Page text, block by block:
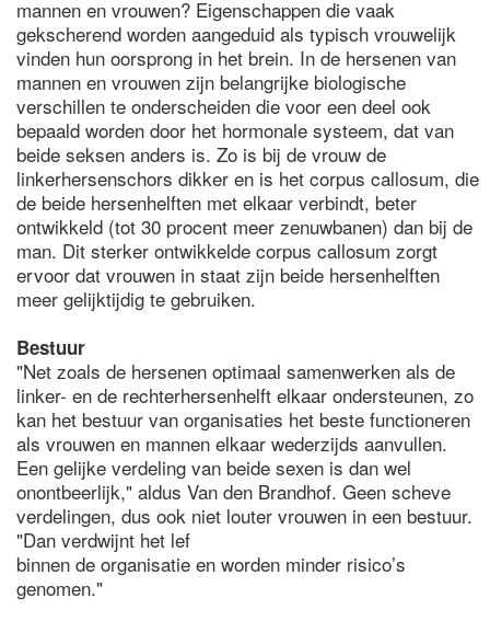
mannen en vrouwen? Eigenschappen die vaak
gekscherend worden aangeduid als typisch vrouwelijk
vinden hun oorsprong in het brein. In de hersenen van
mannen en vrouwen zijn belangrijke biologische
verschillen te onderscheiden die voor een deel ook
bepaald worden door het hormonale systeem, dat van
beide seksen anders is. Zo is bij de vrouw de
linkerhersenschors dikker en is het corpus callosum, die
de beide hersenhelften met elkaar verbindt, beter
ontwikkeld (tot 30 procent meer zenuwbanen) dan bij de
man. Dit sterker ontwikkelde corpus callosum zorgt
ervoor dat vrouwen in staat zijn beide hersenhelften
meer gelijktijdig te gebruiken.
Bestuur
"Net zoals de hersenen optimaal samenwerken als de
linker- en de rechterhersenhelft elkaar ondersteunen, zo
kan het bestuur van organisaties het beste functioneren
als vrouwen en mannen elkaar wederzijds aanvullen.
Een gelijke verdeling van beide sexen is dan wel
onontbeerlijk," aldus Van den Brandhof. Geen scheve
verdelingen, dus ook niet louter vrouwen in een bestuur.
"Dan verdwijnt het lef
binnen de organisatie en worden minder risico’s
genomen."